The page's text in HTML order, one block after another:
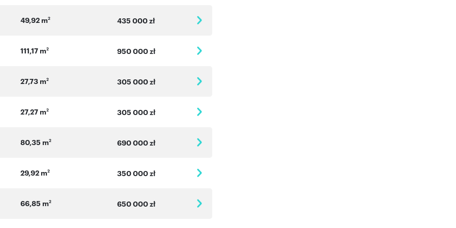
49,92 m2 435 000 zł
111,17 m2 950 000 zł
27,73 m2 305 000 zł
27,27 m2 305 000 zł
80,35 m2 690 000 zł
29,92 m2 350 000 zł
66,85 m2 650 000 zł